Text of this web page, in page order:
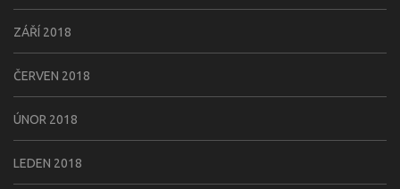
ZÁŘÍ 2018
ČERVEN 2018
ÚNOR 2018
LEDEN 2018